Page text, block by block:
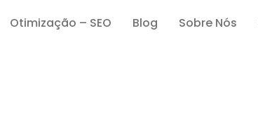
Otimização – SEO Blog Sobre Nós